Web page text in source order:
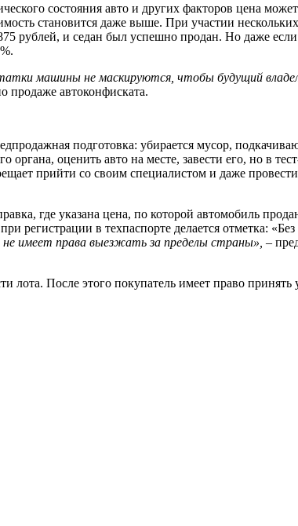
состояния авто и других факторов цена
становится даже выше. При участии
рублей, и седан был успешно продан. Но даже
машины не маскируются, чтобы будущий
продаже автоконфиската.
подготовка: убирается мусор,
оценить авто на месте, завести его, но в
прийти со своим специалистом и даже
где указана цена, по которой автомобиль
регистрации в техпаспорте делается отметка:
имеет права выезжать за пределы страны», –
лота. После этого покупатель имеет право